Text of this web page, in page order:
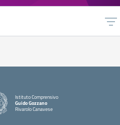
Istituto Comprensivo
Guido Gozzano
Rivarolo Canavese